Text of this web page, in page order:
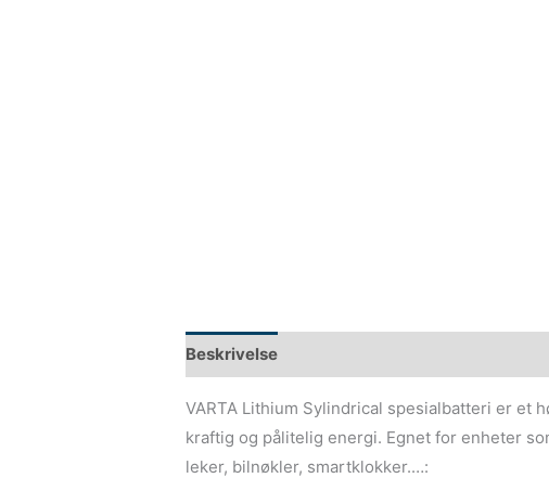
Beskrivelse
VARTA Lithium Sylindrical spesialbatteri er et
kraftig og pålitelig energi. Egnet for enheter
leker, bilnøkler, smartklokker.…: